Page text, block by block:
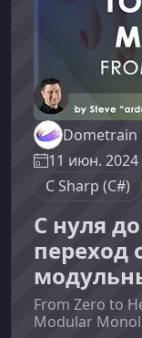
Dometrain
11 июн. 2024
C Sharp (C#)
С нуля
переход
From Zero to
Modular